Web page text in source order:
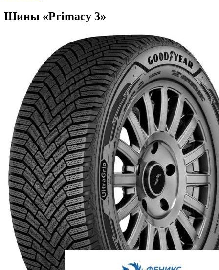
Шины «Primacy 3»